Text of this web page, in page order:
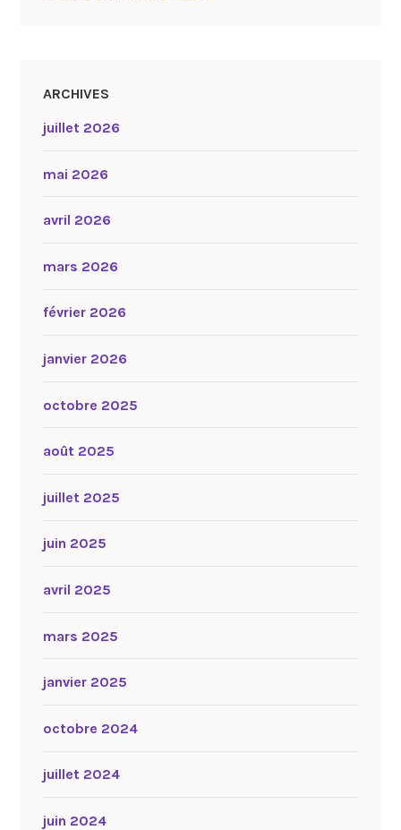
ARCHIVES
juillet 2026
mai 2026
avril 2026
mars 2026
février 2026
janvier 2026
octobre 2025
août 2025
juillet 2025
juin 2025
avril 2025
mars 2025
janvier 2025
octobre 2024
juillet 2024
juin 2024